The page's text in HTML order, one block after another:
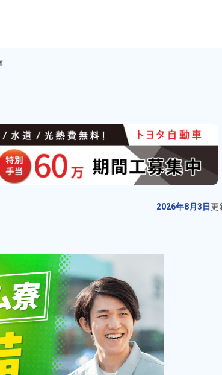
ける包装梱包作業！
2026年8月3日更
お仕事No.5092-
03
2026年8月3日
新
【最短当日内定】静電チャックの
加工や検査作業！月収例30万円
与◎日払い制度あり！空調完備で
働きやすい★無料駐車場あり！
《福岡県豊前市》
勤務地
福岡県豊前市　周辺
[3] 22:05～06:20
[4] 08:30～17:10
雇用形態
派遣社員
職種
加工,成型,部品供給・充
填・運搬,検査,試験・実
験・評価,データ入力
男性活躍中 赴任旅費あり
寮完備 年間休日120日以上
社会保険完備